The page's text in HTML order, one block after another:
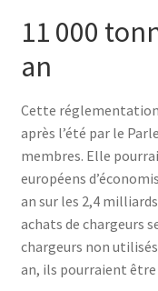
11 000
an
Cette
après l’été par le
membres. Elle
européens
an sur les 2,4
achats de chargeurs
chargeurs non
an, ils pourraient être